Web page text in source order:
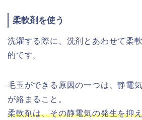
柔軟剤を使う
洗濯する際に、洗剤とあわせて柔
的です。
毛玉ができる原因の一つは、静電
が絡まること。
柔軟剤は、その静電気の発生を抑